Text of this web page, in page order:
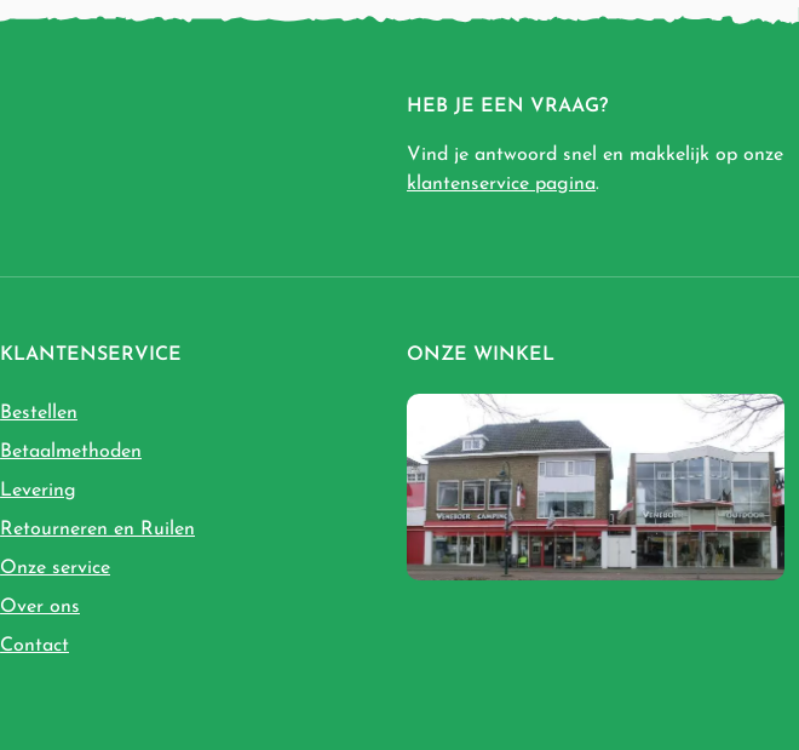
HEB JE EEN VRAAG?
Vind je antwoord snel en makkelijk op onze
klantenservice pagina.
KLANTENSERVICE
Bestellen
Betaalmethoden
Levering
Retourneren en Ruilen
Onze service
Over ons
Contact
ONZE WINKEL